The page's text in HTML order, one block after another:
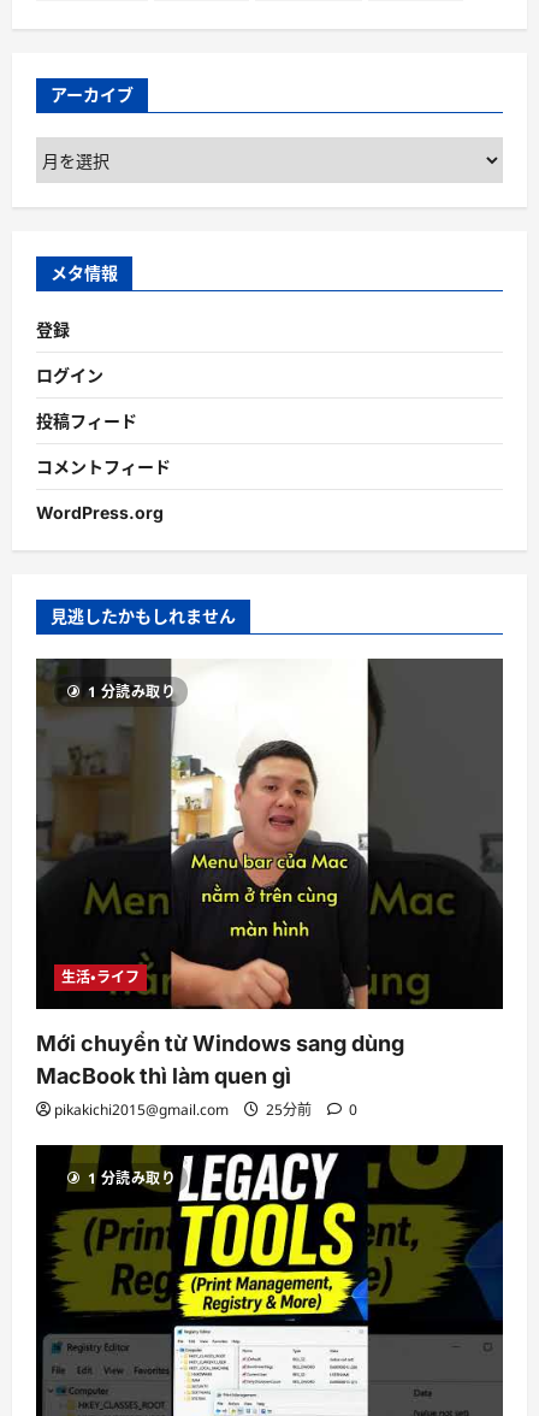
アーカイブ
ア
ー
カ
ブ
メタ情報
登録
ログイン
投稿フィード
コメントフィード
WordPress.org
見逃したかもしれません
1 分読み取り
生活・ライフ
Mới chuyển từ Windows sang dùng
MacBook thì làm quen gì
pikakichi2015@gmail.com 25分前 0
1 分読み取り